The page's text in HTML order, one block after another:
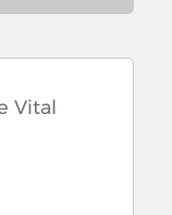
Vital